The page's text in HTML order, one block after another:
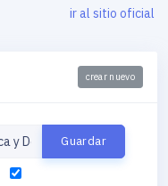
ir al sitio oficial
crear nuevo